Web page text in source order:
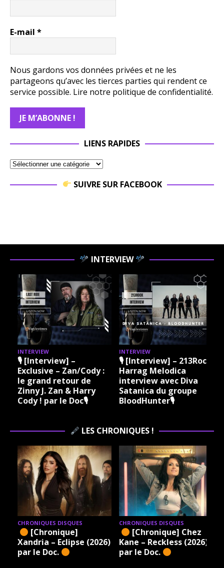
E-mail *
Nous gardons vos données privées et ne les
partageons qu’avec les tierces parties qui rendent ce
service possible. Lire notre politique de confidentialité.
LIENS RAPIDES
SUIVRE SUR FACEBOOK
INTERVIEW
INTERVIEW
🎙 [Interview] –
Exclusive – Zan/Cody :
le grand retour de
Zinny J. Zan & Harry
Cody ! par le Doc🎙
INTERVIEW
🎙 [Interview] – 213Rock
Harrag Melodica
interview avec Diva
Satanica du groupe
BloodHunter🎙
LES CHRONIQUES !
CHRONIQUES DISQUES
[Chronique]
Xandria – Eclipse (2026)
par le Doc.
CHRONIQUES DISQUES
[Chronique] Chez
Kane – Reckless (2026)
par le Doc.